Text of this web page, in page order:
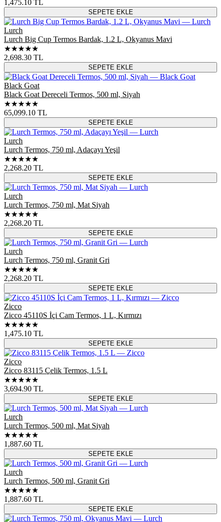
1,475.10 TL
SEPETE EKLE
Lurch
Lurch Big Cup Termos Bardak, 1.2 L, Okyanus Mavi
★★★★★
2,698.30 TL
SEPETE EKLE
Black Goat
Black Goat Dereceli Termos, 500 ml, Siyah
★★★★★
65,099.10 TL
SEPETE EKLE
Lurch
Lurch Termos, 750 ml, Adaçayı Yeşil
★★★★★
2,268.20 TL
SEPETE EKLE
Lurch
Lurch Termos, 750 ml, Mat Siyah
★★★★★
2,268.20 TL
SEPETE EKLE
Lurch
Lurch Termos, 750 ml, Granit Gri
★★★★★
2,268.20 TL
SEPETE EKLE
Zicco
Zicco 45110S İçi Cam Termos, 1 L, Kırmızı
★★★★★
1,475.10 TL
SEPETE EKLE
Zicco
Zicco 83115 Çelik Termos, 1.5 L
★★★★★
3,694.90 TL
SEPETE EKLE
Lurch
Lurch Termos, 500 ml, Mat Siyah
★★★★★
1,887.60 TL
SEPETE EKLE
Lurch
Lurch Termos, 500 ml, Granit Gri
★★★★★
1,887.60 TL
SEPETE EKLE